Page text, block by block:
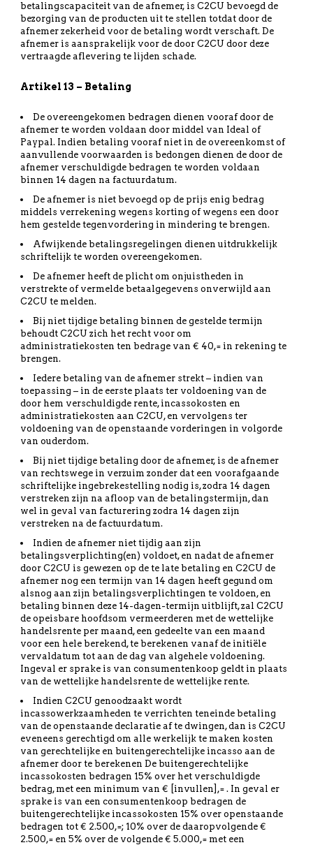
betalingscapaciteit van de afnemer, is C2CU bevoegd de
bezorging van de producten uit te stellen totdat door de
afnemer zekerheid voor de betaling wordt verschaft. De
afnemer is aansprakelijk voor de door C2CU door deze
vertraagde aflevering te lijden schade.
Artikel 13 – Betaling
De overeengekomen bedragen dienen vooraf door de
afnemer te worden voldaan door middel van Ideal of
Paypal. Indien betaling vooraf niet in de overeenkomst of
aanvullende voorwaarden is bedongen dienen de door de
afnemer verschuldigde bedragen te worden voldaan
binnen 14 dagen na factuurdatum.
De afnemer is niet bevoegd op de prijs enig bedrag
middels verrekening wegens korting of wegens een door
hem gestelde tegenvordering in mindering te brengen.
Afwijkende betalingsregelingen dienen uitdrukkelijk
schriftelijk te worden overeengekomen.
De afnemer heeft de plicht om onjuistheden in
verstrekte of vermelde betaalgegevens onverwijld aan
C2CU te melden.
Bij niet tijdige betaling binnen de gestelde termijn
behoudt C2CU zich het recht voor om
administratiekosten ten bedrage van € 40,= in rekening te
brengen.
Iedere betaling van de afnemer strekt – indien van
toepassing – in de eerste plaats ter voldoening van de
door hem verschuldigde rente, incassokosten en
administratiekosten aan C2CU, en vervolgens ter
voldoening van de openstaande vorderingen in volgorde
van ouderdom.
Bij niet tijdige betaling door de afnemer, is de afnemer
van rechtswege in verzuim zonder dat een voorafgaande
schriftelijke ingebrekestelling nodig is, zodra 14 dagen
verstreken zijn na afloop van de betalingstermijn, dan
wel in geval van facturering zodra 14 dagen zijn
verstreken na de factuurdatum.
Indien de afnemer niet tijdig aan zijn
betalingsverplichting(en) voldoet, en nadat de afnemer
door C2CU is gewezen op de te late betaling en C2CU de
afnemer nog een termijn van 14 dagen heeft gegund om
alsnog aan zijn betalingsverplichtingen te voldoen, en
betaling binnen deze 14-dagen-termijn uitblijft, zal C2CU
de opeisbare hoofdsom vermeerderen met de wettelijke
handelsrente per maand, een gedeelte van een maand
voor een hele berekend, te berekenen vanaf de initiële
vervaldatum tot aan de dag van algehele voldoening.
Ingeval er sprake is van consumentenkoop geldt in plaats
van de wettelijke handelsrente de wettelijke rente.
Indien C2CU genoodzaakt wordt
incassowerkzaamheden te verrichten teneinde betaling
van de openstaande declaratie af te dwingen, dan is C2CU
eveneens gerechtigd om alle werkelijk te maken kosten
van gerechtelijke en buitengerechtelijke incasso aan de
afnemer door te berekenen De buitengerechtelijke
incassokosten bedragen 15% over het verschuldigde
bedrag, met een minimum van € [invullen],= . In geval er
sprake is van een consumentenkoop bedragen de
buitengerechtelijke incassokosten 15% over openstaande
bedragen tot € 2.500,=; 10% over de daaropvolgende €
2.500,= en 5% over de volgende € 5.000,= met een